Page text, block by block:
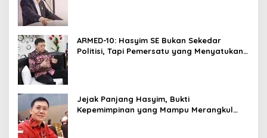
ARMED-10: Hasyim SE Bukan Sekedar
Politisi, Tapi Pemersatu yang Menyatukan
Jejak Panjang Hasyim, Bukti
Kepemimpinan yang Mampu Merangkul